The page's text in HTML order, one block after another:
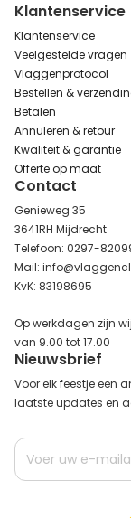
Klantenservice
Klantenservice
Veelgestelde vragen
Vlaggenprotocol
Bestellen &
Betalen
Annuleren & retour
Kwaliteit & garantie
Offerte op maat
Contact
Genieweg 35
3641RH Mijdrecht
Telefoon: 0297-
Mail:
KvK: 83198695
Op werkdagen zijn
van 9.00 tot 17.00
Nieuwsbrief
Voor elk feestje een
laatste updates en
Abonneer
op